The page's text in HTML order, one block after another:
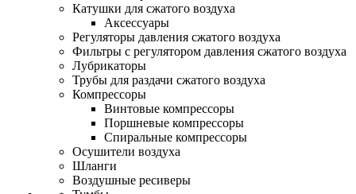
Катушки для сжатого воздуха
Аксессуары
Регуляторы давления сжатого воздуха
Фильтры с регулятором давления сжатого воздуха
Лубрикаторы
Трубы для раздачи сжатого воздуха
Компрессоры
Винтовые компрессоры
Поршневые компрессоры
Спиральные компрессоры
Осушители воздуха
Шланги
Воздушные ресиверы